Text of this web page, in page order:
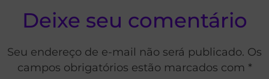
Deixe seu comentário
Seu endereço de e-mail não será publicado. Os
campos obrigatórios estão marcados com *